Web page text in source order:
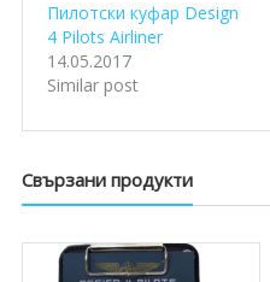
Пилотски куфар Design
4 Pilots Airliner
14.05.2017
Similar post
Свързани продукти